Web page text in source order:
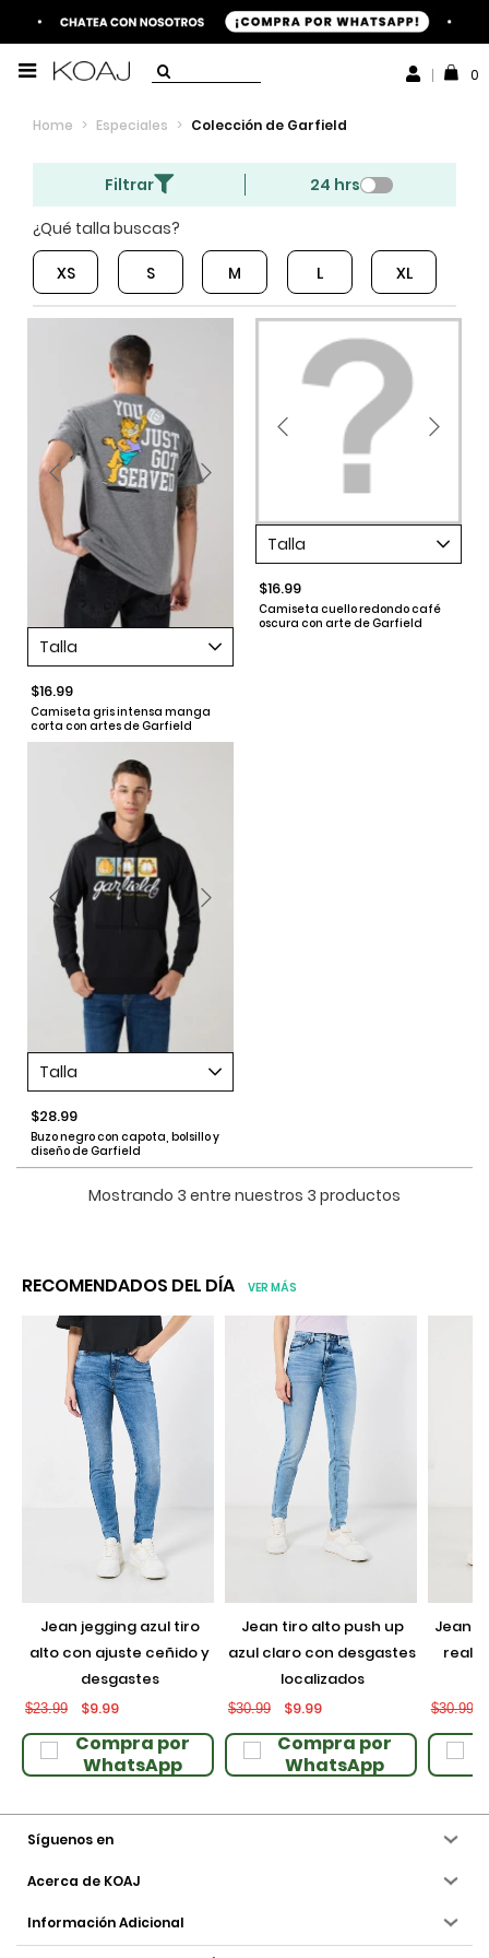
0
Home > Especiales > Colección de Garfield
Filtrar
24 hrs
¿Qué talla buscas?
XS S M L XL
Talla
$16.99
Camiseta gris intensa manga
corta con artes de Garfield
Talla
$16.99
Camiseta cuello redondo café
oscura con arte de Garfield
Talla
$28.99
Buzo negro con capota, bolsillo y
diseño de Garfield
Mostrando 3 entre nuestros 3 productos
RECOMENDADOS DEL DÍA VER MÁS
jean jegging azul tiro
alto con ajuste ceñido y
desgastes
$23.99 $9.99
Compra por
WhatsApp
jean tiro alto push up
azul claro con desgastes
localizados
$30.99 $9.99
Compra por
WhatsApp
jean push up negro con
$30.99
Síguenos en
Acerca de KOAJ
Información Adicional